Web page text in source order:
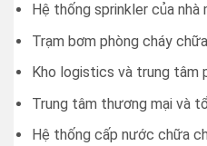
Hệ thống sprinkler của nhà
Trạm bơm phòng cháy
Kho logistics và trung tâm
Trung tâm thương mại và
Hệ thống cấp nước chữa